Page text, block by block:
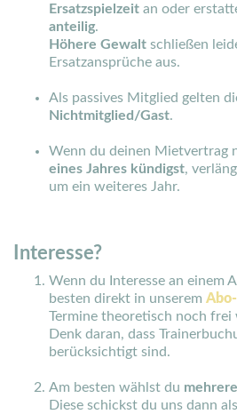
Ersatzspielzeit an oder
anteilig.
Höhere Gewalt schließen
Ersatzansprüche aus.
Als passives Mitglied gelten
Nichtmitglied/Gast.
Wenn du deinen Mietvertrag
eines Jahres kündigst,
um ein weiteres Jahr.
Interesse?
Wenn du Interesse an einem
besten direkt in unserem
Termine theoretisch noch frei
Denk daran, dass
berücksichtigt sind.
Am besten wählst du
Diese schickst du uns dann als